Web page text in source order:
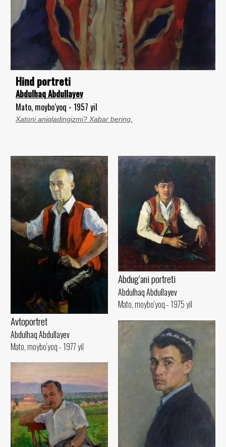
Hind portreti
Abdulhaq Abdullayev
Mato, moybo‘yoq - 1957 yil
Xatoni aniqladingizmi? Xabar bering.
Avtoportret
Abdulhaq Abdullayev
Mato, moybo‘yoq - 1977 yil
Abdug‘ani portreti
Abdulhaq Abdullayev
Mato, moybo‘yoq - 1975 yil